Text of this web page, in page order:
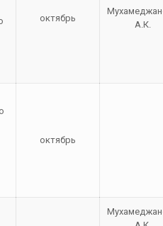
октябрь
А.К.
октябрь